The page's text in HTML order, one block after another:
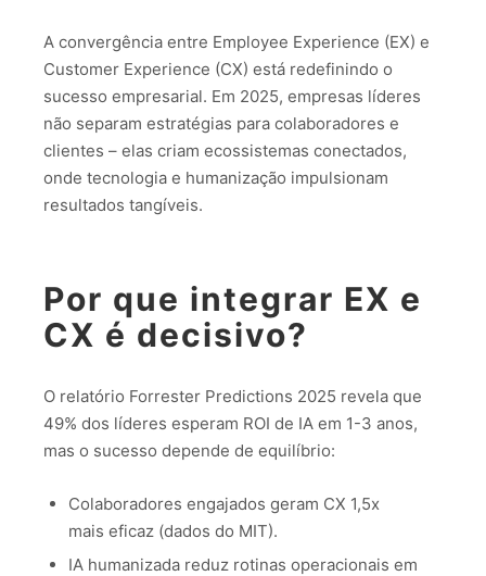
A convergência entre Employee Experience (EX) e
Customer Experience (CX) está redefinindo o
sucesso empresarial. Em 2025, empresas líderes
não separam estratégias para colaboradores e
clientes – elas criam ecossistemas conectados,
onde tecnologia e humanização impulsionam
resultados tangíveis.
Por que integrar EX e
CX é decisivo?
O relatório Forrester Predictions 2025 revela que
49% dos líderes esperam ROI de IA em 1-3 anos,
mas o sucesso depende de equilíbrio:
Colaboradores engajados geram CX 1,5x
mais eficaz (dados do MIT).
IA humanizada reduz rotinas operacionais em